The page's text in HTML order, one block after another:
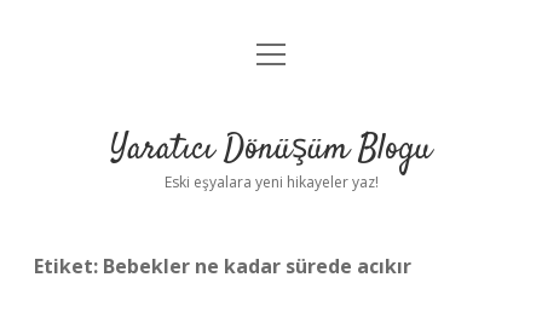
Anasayfa
Yasal Uyarı
menüyü
Yaratıcı Dönüşüm Blogu
Eski eşyalara yeni hikayeler yaz!
Etiket: Bebekler ne kadar sürede acıkır